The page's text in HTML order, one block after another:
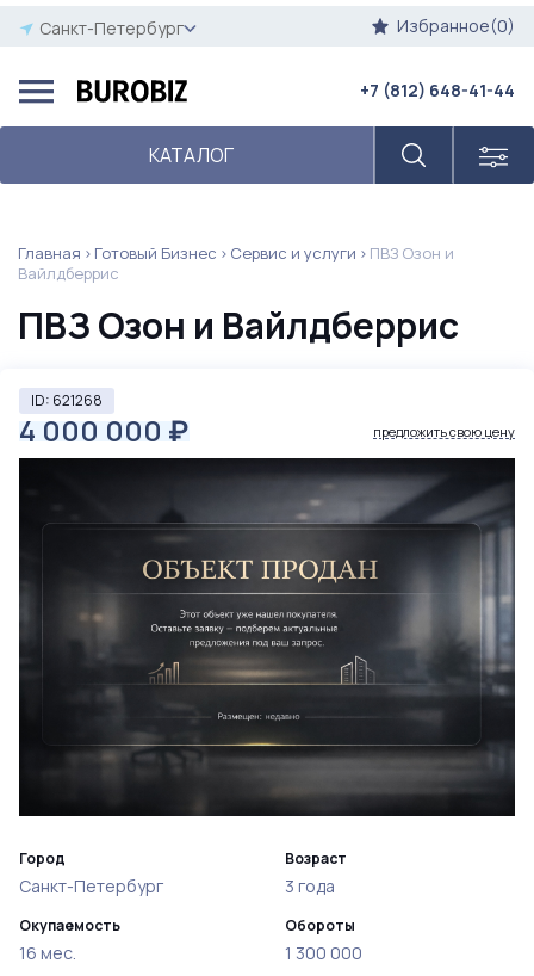
Санкт-Петербург Избранное(0)
КАТАЛОГ
+7 (812) 648-41-44
Главная Готовый Бизнес Сервис и услуги
ПВЗ Озон и
Вайлдберрис
ПВЗ Озон и Вайлдберрис
ID: 621268
4 000 000 ₽ предложить свою цену
Город
Санкт-Петербург
Окупаемость
16 мес.
Возраст
3 года
Обороты
1 300 000